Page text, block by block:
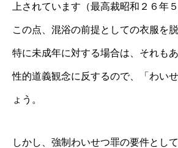
上されています（最高裁昭和２６年
この点、混浴の前提としての衣服を
特に未成年に対する場合は、それも
性的道義観念に反するので、「わい
ょう。
しかし、強制わいせつ罪の要件とし